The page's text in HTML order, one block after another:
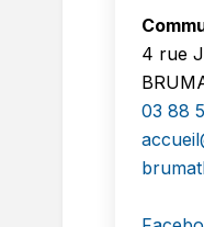
4 rue
03 88